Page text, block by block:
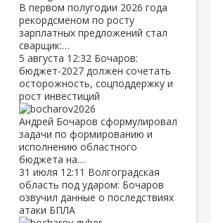
В первом полугодии 2026 года
рекордсменом по росту
зарплатных предложений стал
сварщик:…
5 августа 12:32 Бочаров:
бюджет‑2027 должен сочетать
осторожность, соцподдержку и
рост инвестиций
Андрей Бочаров сформулировал
задачи по формированию и
исполнению областного
бюджета на…
31 июля 12:11 Волгоградская
область под ударом: Бочаров
озвучил данные о последствиях
атаки БПЛА